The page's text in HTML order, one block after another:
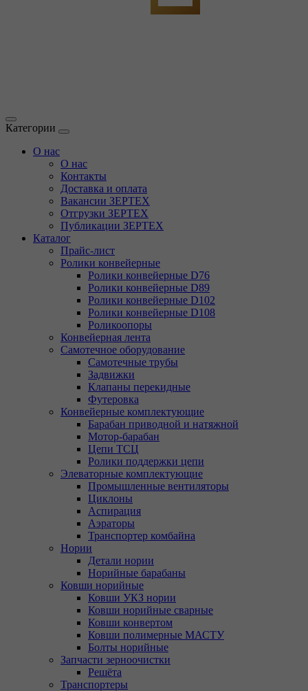
Категории
О нас
О нас
Контакты
Доставка и оплата
Вакансии ЗЕРТЕХ
Отгрузки ЗЕРТЕХ
Публикации ЗЕРТЕХ
Каталог
Прайс-лист
Ролики конвейерные
Ролики конвейерные D76
Ролики конвейерные D89
Ролики конвейерные D102
Ролики конвейерные D108
Роликоопоры
Конвейерная лента
Самотечное оборудование
Самотечные трубы
Задвижки
Клапаны перекидные
Футеровка
Конвейерные комплектующие
Барабан приводной и натяжной
Мотор-барабан
Цепи ТСЦ
Ролики поддержки цепи
Элеваторные комплектующие
Промышленные вентиляторы
Циклоны
Аспирация
Аэраторы
Транспортер комбайна
Нории
Детали нории
Норийные барабаны
Ковши норийные
Ковши УКЗ нории
Ковши норийные сварные
Ковши конвертом
Ковши полимерные МАСТУ
Болты норийные
Запчасти зерноочистки
Решёта
Транспортеры